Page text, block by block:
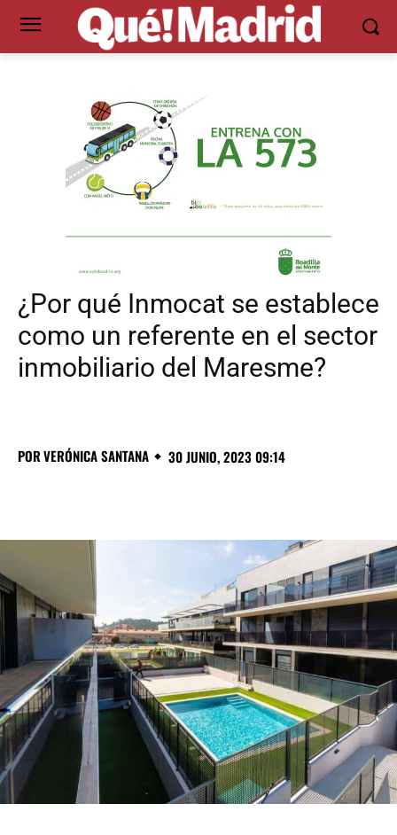
¿Por qué Inmocat se establece
como un referente en el sector
inmobiliario del Maresme?
PORVERÓNICA SANTANA 30 JUNIO, 2023 09:14